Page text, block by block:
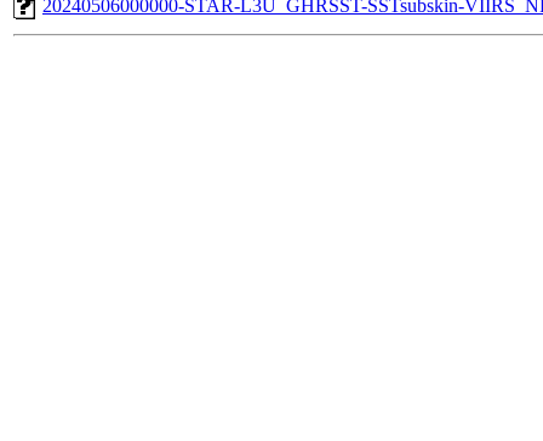
20240506000000-STAR-L3U_GHRSST-SSTsubskin-